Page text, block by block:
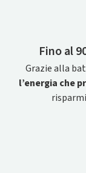
Fino al
Grazie alla
l’energia che